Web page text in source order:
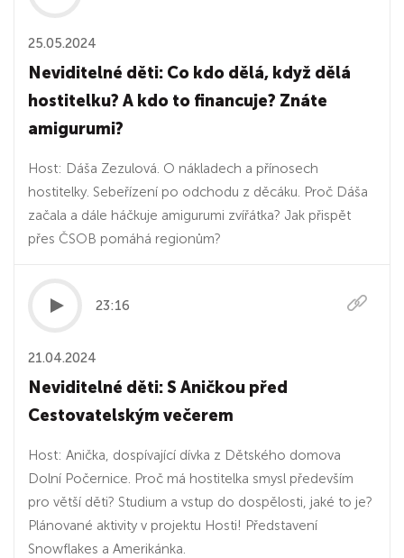
25.05.2024
Neviditelné děti: Co kdo dělá, když dělá
hostitelku? A kdo to financuje? Znáte
amigurumi?
Host: Dáša Zezulová. O nákladech a přínosech
hostitelky. Sebeřízení po odchodu z děcáku. Proč Dáša
začala a dále háčkuje amigurumi zvířátka? Jak přispět
přes ČSOB pomáhá regionům?
23:16
21.04.2024
Neviditelné děti: S Aničkou před
Cestovatelským večerem
Host: Anička, dospívající dívka z Dětského domova
Dolní Počernice. Proč má hostitelka smysl především
pro větší děti? Studium a vstup do dospělosti, jaké to je?
Plánované aktivity v projektu Hosti! Představení
Snowflakes a Amerikánka.